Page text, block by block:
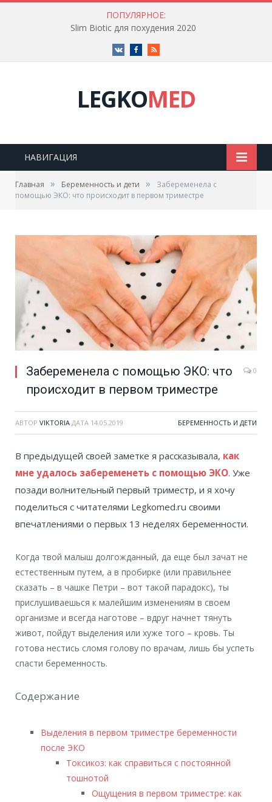
ПОПУЛЯРНОЕ:
Slim Biotic для похудения 2020
Vk FacebookRSS
LEGKOMED
НАВИГАЦИЯ
Главная » Беременность и дети »
Забеременела с
помощью ЭКО: что происходит в первом триместре
Забеременела с помощью ЭКО: что
происходит в первом триместре
0
АВТОР VIKTORIA ДАТА 14.05.2019 БЕРЕМЕННОСТЬ И ДЕТИ
В предыдущей своей заметке я рассказывала, как
мне удалось забеременеть с помощью ЭКО. Уже
позади волнительный первый триместр, и я хочу
поделиться с читателями Legkomed.ru своими
впечатлениями о первых 13 неделях беременности.
Когда твой малыш долгожданный, да еще был зачат не
естественным путем, а в пробирке (или правильнее
сказать – в чашке Петри – вот такой парадокс), ты
прислушиваешься к малейшим изменениям в своем
организме и всегда наготове – вдруг начнет тянуть
живот, пойдут выделения или хуже того – кровь. Ты
готова нестись сломя голову по врачам, лишь бы успеть
спасти беременность.
Содержание
Выделения в первом триместре беременности
после ЭКО
Токсикоз: как справиться с постоянной
тошнотой
Ощущения в первом триместре: как